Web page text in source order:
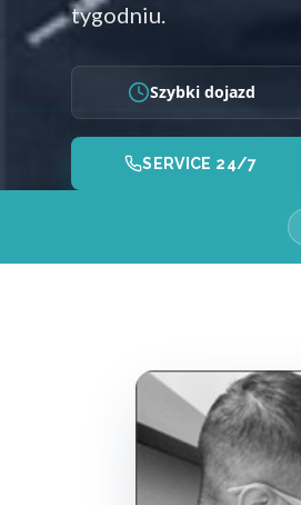
tygodniu.
Szybki dojazd
SERVICE 24/7